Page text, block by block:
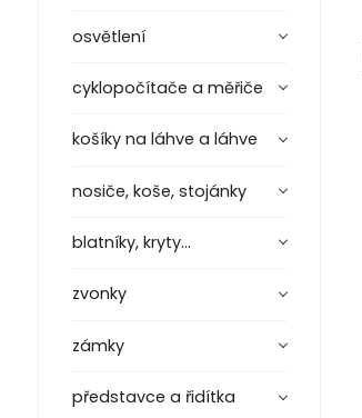
osvětlení
cyklopočítače a měřiče
košíky na láhve a láhve
nosiče, koše, stojánky
blatníky, kryty...
zvonky
zámky
představce a řidítka